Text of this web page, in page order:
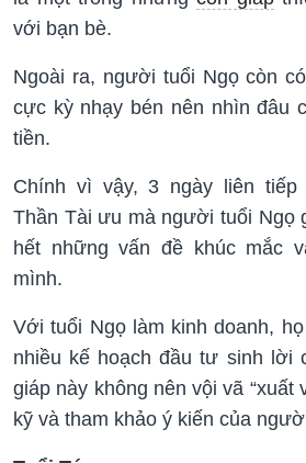
với bạn bè.
Ngoài ra, người tuổi Ngọ còn
cực kỳ nhạy bén nên nhìn đâu
tiền.
Chính vì vậy, 3 ngày liên tiếp
Thần Tài ưu mà người tuổi Ngọ
hết những vấn đề khúc mắc
mình.
Với tuổi Ngọ làm kinh doanh,
nhiều kế hoạch đầu tư sinh lời
giáp này không nên vội vã “xuất
kỹ và tham khảo ý kiến của